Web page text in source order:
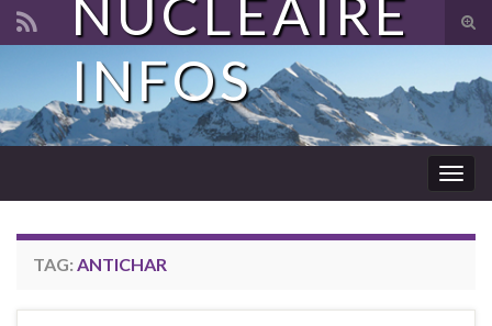
Search for:
NUCLÉAIRE
INFOS
TAG: ANTICHAR